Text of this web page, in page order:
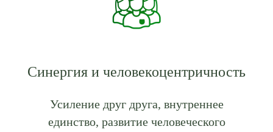
Синергия и человекоцентричность
Усиление друг друга, внутреннее
единство, развитие человеческого